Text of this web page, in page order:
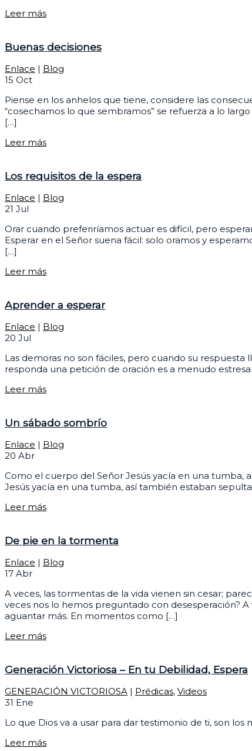
Leer más
Buenas decisiones
Enlace | Blog
15 Oct
Piense en los anhelos que tiene, considere las
“cosechamos lo que sembramos” se refuerza a lo
[…]
Leer más
Los requisitos de la espera
Enlace | Blog
21 Jul
Orar cuando preferiríamos actuar es difícil, pero
Esperar en el Señor suena fácil: solo oramos y
[…]
Leer más
Aprender a esperar
Enlace | Blog
20 Jul
Las demoras no son fáciles, pero cuando su respuesta
responda una petición de oración es a menudo
Leer más
Un sábado sombrío
Enlace | Blog
20 Abr
Como el cuerpo del Señor Jesús yacía en una tumba,
Jesús yacía en una tumba, así también estaban
Leer más
De pie en la tormenta
Enlace | Blog
17 Abr
A veces, las tormentas de la vida vienen sin cesar;
veces nos lo hemos preguntado con desesperación?
aguantar más. En momentos como […]
Leer más
Generación Victoriosa – En tu Debilidad, Espera
GENERACIÓN VICTORIOSA | Prédicas, Videos
31 Ene
Lo que Dios va a usar para dar testimonio de ti, son
Leer más